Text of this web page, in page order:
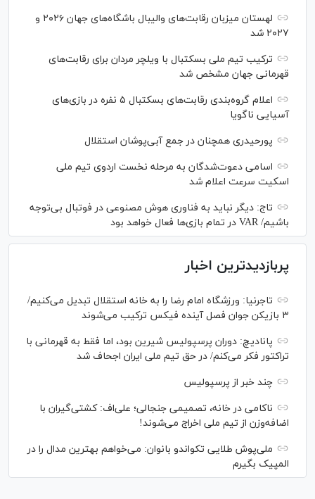
لهستان میزبان رقابت‌های والیبال باشگاه‌های جهان ۲۰۲۶ و
۲۰۲۷ شد
ترکیب تیم ملی بسکتبال با ویلچر مردان برای رقابت‌های
قهرمانی جهان مشخص شد
اعلام گروه‌بندی رقابت‌های بسکتبال ۵ نفره در بازی‌های
آسیایی ناگویا
پورحیدری همچنان در جمع آبی‌پوشان استقلال
اسامی دعوت‌شدگان به مرحله نخست اردوی تیم ملی
اسکیت سرعت اعلام شد
تاج: دیگر نباید به فناوری هوش مصنوعی در فوتبال بی‌توجه
باشیم/ VAR در تمام بازی‌ها فعال خواهد بود
پربازدیدترین اخبار
تاجرنیا: ورزشگاه امام رضا را به خانه استقلال تبدیل می‌کنیم/
۳ بازیکن جوان فصل آینده فیکس ترکیب می‌شوند
پانادیچ: دوران پرسپولیس شیرین بود، اما فقط به قهرمانی با
تراکتور فکر می‌کنم/ در حق تیم ملی ایران اجحاف شد
چند خبر از پرسپولیس
ناکامی در خانه، تصمیمی جنجالی؛ علی‌اف: کشتی‌گیران با
اضافه‌وزن از تیم ملی اخراج می‌شوند!
ملی‌پوش‌ طلایی تکواندو بانوان: می‌خواهم بهترین مدال را در
المپیک بگیرم